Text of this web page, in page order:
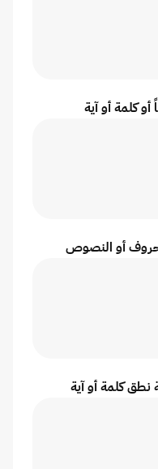
كلمة أو آية
أو النصوص
كلمة أو آية